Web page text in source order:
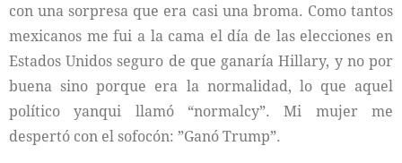
con una sorpresa que era casi una broma. Como tantos
mexicanos me fui a la cama el día de las elecciones en
Estados Unidos seguro de que ganaría Hillary, y no por
buena sino porque era la normalidad, lo que aquel
político yanqui llamó “normalcy”. Mi mujer me
despertó con el sofocón: ”Ganó Trump”.